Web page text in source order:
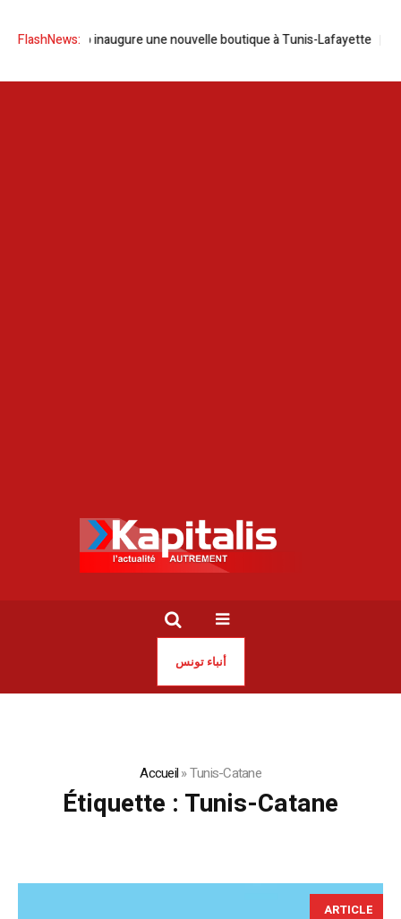
FlashNews:
KIKO Milano inaugure une nouvelle boutique à Tunis-Lafayette Des
أنباء تونس
Accueil»Tunis-Catane
Étiquette : Tunis-Catane
ARTICLE